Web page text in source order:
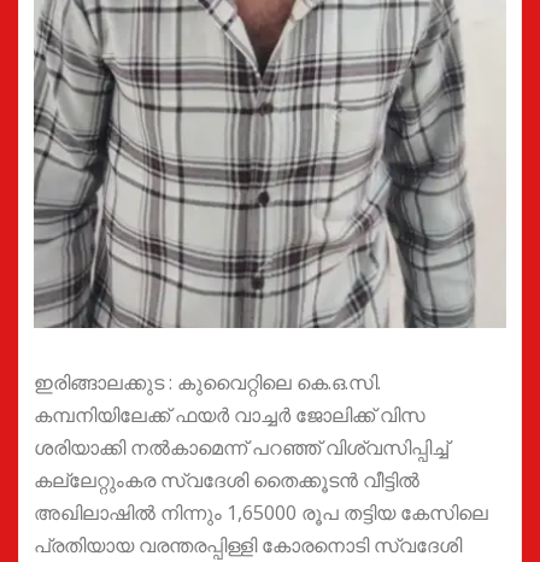
ഇരിങ്ങാലക്കുട : കുവൈറ്റിലെ കെ.ഒ.സി.
കമ്പനിയിലേക്ക് ഫയർ വാച്ചർ ജോലിക്ക് വിസ
ശരിയാക്കി നൽകാമെന്ന് പറഞ്ഞ് വിശ്വസിപ്പിച്ച്
കല്ലേറ്റുംകര സ്വദേശി തൈക്കൂടൻ വീട്ടിൽ
അഖിലാഷിൽ നിന്നും 1,65000 രൂപ തട്ടിയ കേസിലെ
പ്രതിയായ വരന്തരപ്പിള്ളി കോരനൊടി സ്വദേശി